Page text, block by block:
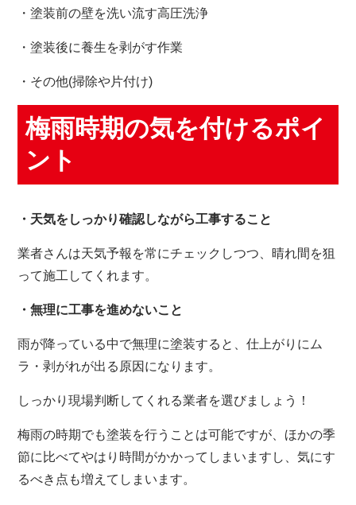
・塗装前の壁を洗い流す高圧洗浄
・塗装後に養生を剥がす作業
・その他(掃除や片付け)
梅雨時期の気を付けるポイ
ント
・天気をしっかり確認しながら工事すること
業者さんは天気予報を常にチェックしつつ、晴れ間を狙
って施工してくれます。
・無理に工事を進めないこと
雨が降っている中で無理に塗装すると、仕上がりにム
ラ・剥がれが出る原因になります。
しっかり現場判断してくれる業者を選びましょう！
梅雨の時期でも塗装を行うことは可能ですが、ほかの季
節に比べてやはり時間がかかってしまいますし、気にす
るべき点も増えてしまいます。